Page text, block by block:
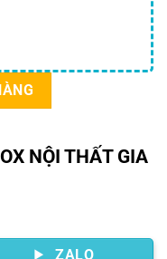
NỘI THẤT GIA
ZALO